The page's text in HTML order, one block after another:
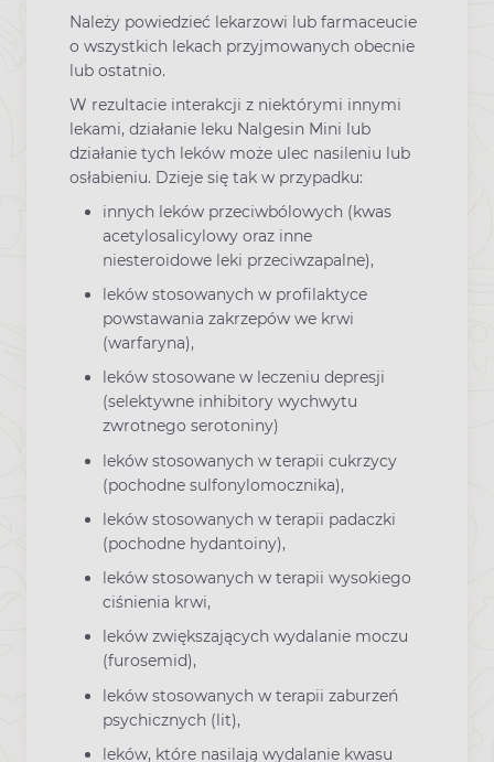
Należy powiedzieć lekarzowi lub farmaceucie
o wszystkich lekach przyjmowanych obecnie
lub ostatnio.
W rezultacie interakcji z niektórymi innymi
lekami, działanie leku Nalgesin Mini lub
działanie tych leków może ulec nasileniu lub
osłabieniu. Dzieje się tak w przypadku:
innych leków przeciwbólowych (kwas
acetylosalicylowy oraz inne
niesteroidowe leki przeciwzapalne),
leków stosowanych w profilaktyce
powstawania zakrzepów we krwi
(warfaryna),
leków stosowane w leczeniu depresji
(selektywne inhibitory wychwytu
zwrotnego serotoniny)
leków stosowanych w terapii cukrzycy
(pochodne sulfonylomocznika),
leków stosowanych w terapii padaczki
(pochodne hydantoiny),
leków stosowanych w terapii wysokiego
ciśnienia krwi,
leków zwiększających wydalanie moczu
(furosemid),
leków stosowanych w terapii zaburzeń
psychicznych (lit),
leków, które nasilają wydalanie kwasu